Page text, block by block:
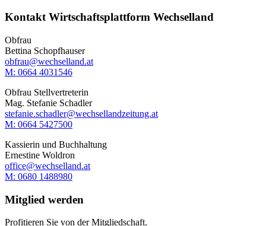
Kontakt Wirtschaftsplattform Wechselland
Obfrau
Bettina Schopfhauser
obfrau@wechselland.at
M: 0664 4031546
Obfrau Stellvertreterin
Mag. Stefanie Schadler
stefanie.schadler@wechsellandzeitung.at
M: ‭0664 5427500‬
Kassierin und Buchhaltung
Ernestine Woldron
office@wechselland.at
M: ‭0680 1488980‬
Mitglied werden
Profitieren Sie von der Mitgliedschaft.